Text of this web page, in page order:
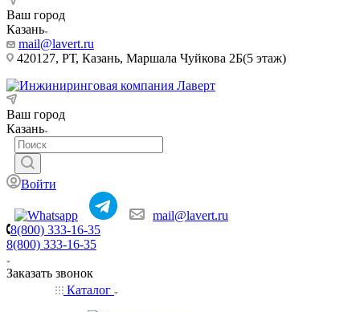
Ваш город
Казань
mail@lavert.ru
420127, РТ, Казань, Маршала Чуйкова 2Б(5 этаж)
Ваш город
Казань
Войти
mail@lavert.ru
8(800) 333-16-35
8(800) 333-16-35
Заказать звонок
Каталог